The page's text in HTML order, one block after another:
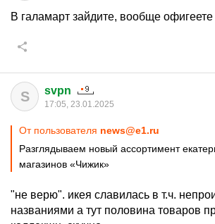
В галамарт зайдите, вообще офигеете
S svpn
17:05, 23.01.2025
От пользователя news@e1.ru
Разглядываем новый ассортимент
магазинов «Чижик»
"не верю". икея славилась в т.ч.
названиями а тут половина товаров